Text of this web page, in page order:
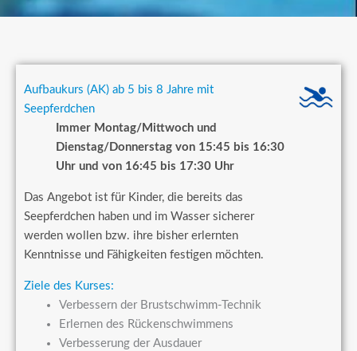
Aufbaukurs (AK) ab 5 bis 8 Jahre mit
Seepferdchen
Immer Montag/Mittwoch und
Dienstag/Donnerstag von 15:45 bis 16:30
Uhr und von 16:45 bis 17:30 Uhr
Das Angebot ist für Kinder, die bereits das
Seepferdchen haben und im Wasser sicherer
werden wollen bzw. ihre bisher erlernten
Kenntnisse und Fähigkeiten festigen möchten.
Ziele des Kurses:
Verbessern der Brustschwimm-Technik
Erlernen des Rückenschwimmens
Verbesserung der Ausdauer